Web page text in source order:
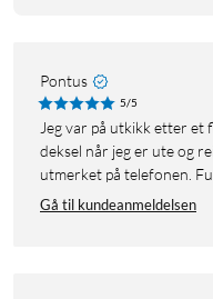
Pontus
5/5
Jeg var på utkikk etter et fleksibelt deksel for å ha et enkelt
deksel når jeg er ute og
utmerket på telefonen.
Gå til kundeanmeldelsen